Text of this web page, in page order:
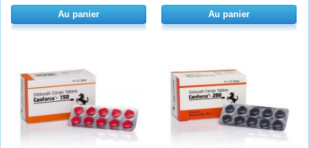
Au panier Au panier